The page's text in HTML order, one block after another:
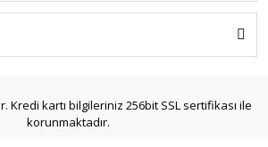
Kredi kartı bilgileriniz 256bit SSL sertifikası ile
korunmaktadır.